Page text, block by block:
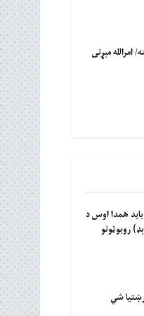
امرالله مېړنی
باید همدا اوس د
روبوټونو
شي